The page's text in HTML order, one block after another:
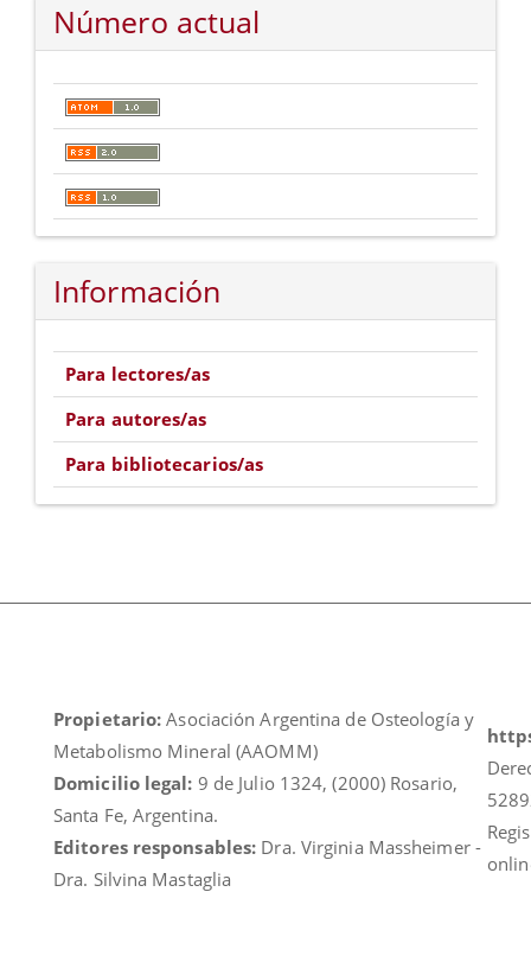
Número actual
Información
Para lectores/as
Para autores/as
Para bibliotecarios/as
Propietario: Asociación Argentina de Osteología y
Metabolismo Mineral (AAOMM)
Domicilio legal: 9 de Julio 1324, (2000) Rosario,
Santa Fe, Argentina.
Editores responsables: Dra. Virginia Massheimer -
Dra. Silvina Mastaglia